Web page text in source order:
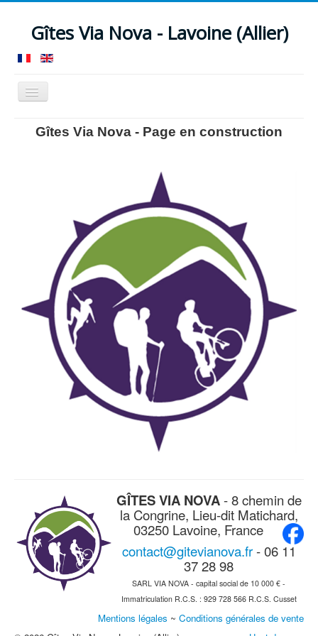
Gîtes Via Nova - Lavoine (Allier)
Basculer
la
Accueil Gîte 12/13 pers.
Loft 4/5 pers.
Gîtes Via Nova - Page en construction
GÎTES VIA NOVA- 8 chemin de
la Congrine, Lieu-dit Matichard,
03250 Lavoine, France
contact@gitevianova.fr- 06 11
37 28 98
SARL VIA NOVA - capital social de 10 000 € -
Immatriculation R.C.S. : 929 728 566 R.C.S. Cusset
Mentions légales ~ Conditions générales de vente